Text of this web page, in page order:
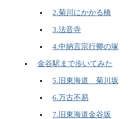
2.菊川にかかる橋
3.法音寺
4.中納言宗行卿の塚
金谷駅まで歩いてみた
5.旧東海道 菊川坂
6.万古不易
7.旧東海道金谷坂